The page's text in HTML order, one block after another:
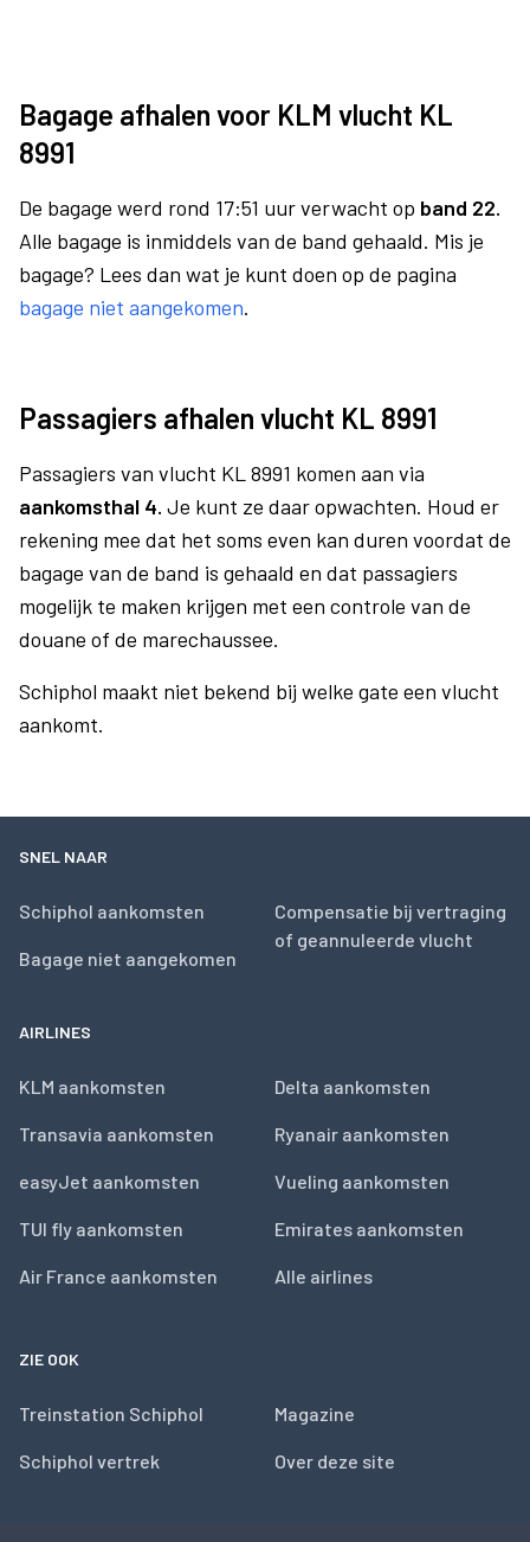
Bagage afhalen voor KLM vlucht KL
8991
De bagage werd rond 17:51 uur verwacht op band 22.
Alle bagage is inmiddels van de band gehaald. Mis je
bagage? Lees dan wat je kunt doen op de pagina
bagage niet aangekomen.
Passagiers afhalen vlucht KL 8991
Passagiers van vlucht KL 8991 komen aan via
aankomsthal 4. Je kunt ze daar opwachten. Houd er
rekening mee dat het soms even kan duren voordat de
bagage van de band is gehaald en dat passagiers
mogelijk te maken krijgen met een controle van de
douane of de marechaussee.
Schiphol maakt niet bekend bij welke gate een vlucht
aankomt.
SNEL NAAR
Schiphol aankomsten
Bagage niet aangekomen
Compensatie bij vertraging
of geannuleerde vlucht
AIRLINES
KLM aankomsten
Transavia aankomsten
easyJet aankomsten
TUI fly aankomsten
Air France aankomsten
Delta aankomsten
Ryanair aankomsten
Vueling aankomsten
Emirates aankomsten
Alle airlines
ZIE OOK
Treinstation Schiphol
Schiphol vertrek
Magazine
Over deze site